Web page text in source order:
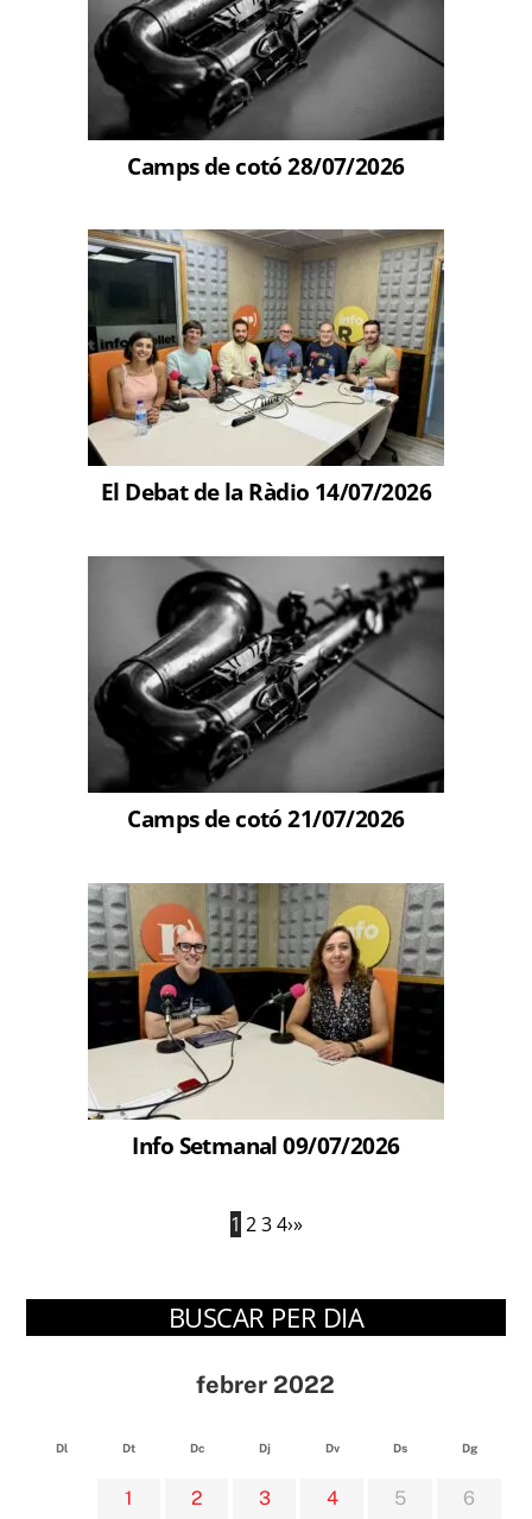
Camps de cotó 28/07/2026
El Debat de la Ràdio 14/07/2026
Camps de cotó 21/07/2026
Info Setmanal 09/07/2026
1 2 3 4›»
BUSCAR PER DIA
febrer 2022
Dl Dt Dc Dj Dv Ds Dg
1 2 3 4 5 6